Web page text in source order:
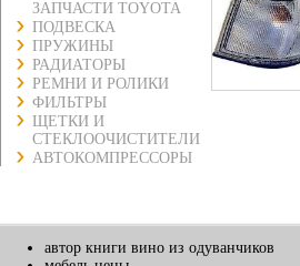
ЗАПЧАСТИ TOYOTA
ПОДВЕСКА
ПРУЖИНЫ
РАДИАТОРЫ
РЕМНИ И РОЛИКИ
ФИЛЬТРЫ
ЩЕТКИ И
СТЕКЛООЧИСТИТЕЛИ
АВТОКОМПРЕССОРЫ
автор книги вино из одуванчиков